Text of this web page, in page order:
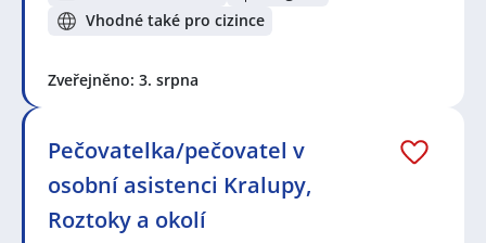
Vhodné také pro cizince
Zveřejněno: 3. srpna
Pečovatelka/pečovatel v
osobní asistenci Kralupy,
Roztoky a okolí